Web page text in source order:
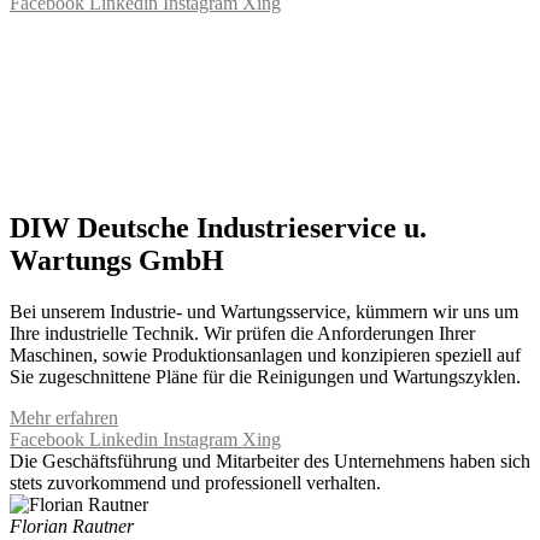
DIW Deutsche Industrieservice u.
Wartungs GmbH
Bei unserem Industrie- und Wartungsservice, kümmern wir uns um
Ihre industrielle Technik. Wir prüfen die Anforderungen Ihrer
Maschinen, sowie Produktionsanlagen und konzipieren speziell auf
Sie zugeschnittene Pläne für die Reinigungen und Wartungszyklen.
Mehr erfahren
Facebook Linkedin Instagram Xing
Die Geschäftsführung und Mitarbeiter des Unternehmens haben sich
stets zuvorkommend und professionell verhalten.
Florian Rautner